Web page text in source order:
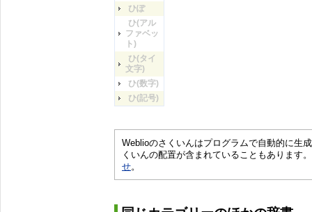
ひぽ
ひ(アル
ファベッ
ト)
ひ(タイ
文字)
ひ(数字)
ひ(記号)
Weblioのさくいんはプログラムで自動的に生
くいんの配置が含まれていることもあります
せ。